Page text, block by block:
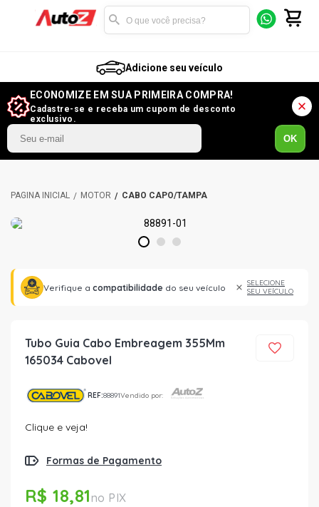
Adicione seu veículo
ECONOMIZE EM SUA PRIMEIRA COMPRA!
Cadastre-se e receba um cupom de desconto
exclusivo.
OK
MOTOR CABO CAPO/TAMPA
1 2 3
Verifique a compatibilidade do seu veículo
SELECIONE
SEU VEÍCULO
Tubo Guia Cabo Embreagem 355Mm
165034 Cabovel
REF:88891Vendido por:
Clique e veja!
Formas de Pagamento
R$ 18,81